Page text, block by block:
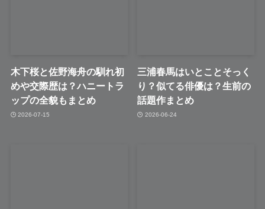
木下桜と佐野海舟の馴れ初
めや交際歴は？ハニートラ
ップの全貌もまとめ
2026-07-15
三浦春馬はいとことそっく
り？似てる俳優は？生前の
話題作まとめ
2026-06-24